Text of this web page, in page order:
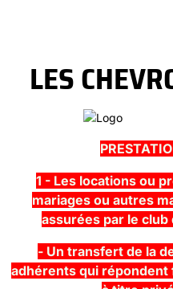
LES
1 - Les locations ou
mariages ou autres
assurées par le club
- Un transfert de la
adhérents qui répondent